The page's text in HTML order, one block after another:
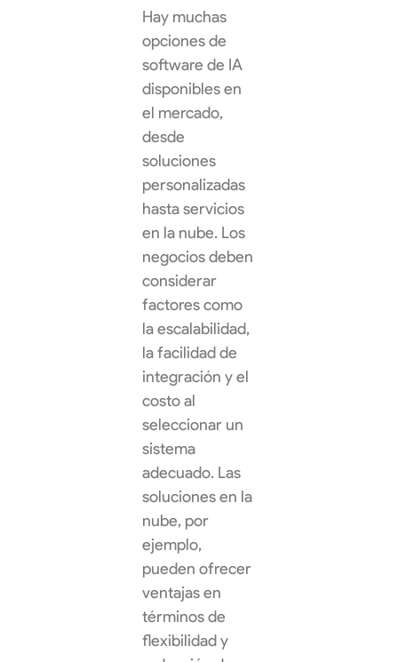
Hay muchas
opciones de
software de IA
disponibles en
el mercado,
desde
soluciones
personalizadas
hasta servicios
en la nube. Los
negocios deben
considerar
factores como
la escalabilidad,
la facilidad de
integración y el
costo al
seleccionar un
sistema
adecuado. Las
soluciones en la
nube, por
ejemplo,
pueden ofrecer
ventajas en
términos de
flexibilidad y